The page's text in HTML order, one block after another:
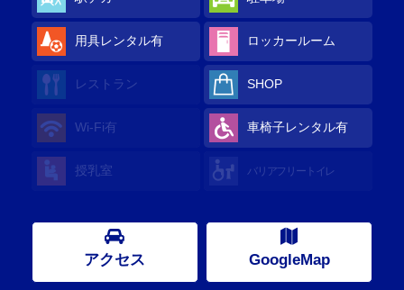
用具レンタル有 ロッカールーム
レストラン SHOP
Wi-Fi有 車椅子レンタル有
授乳室 バリアフリートイレ
アクセス GoogleMap